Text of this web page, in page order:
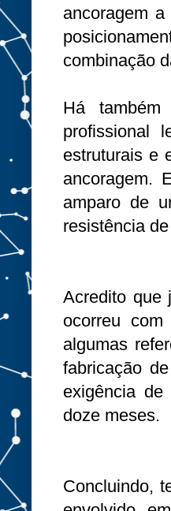
ancoragem
combinação
Há
profissional
estruturais e
ancoragem.
amparo de
resistência
Acredito que
ocorreu
algumas
fabricação
exigência
doze meses.
Concluindo,